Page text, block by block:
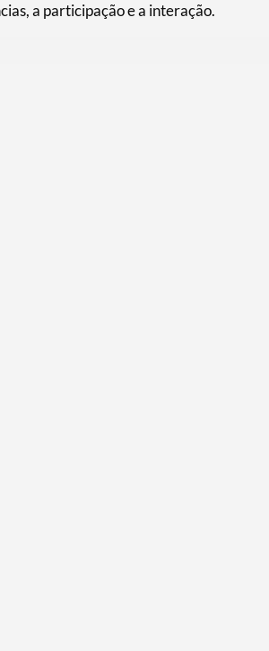
a participação e a interação.